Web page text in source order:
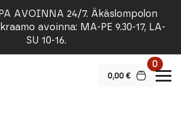
AVOINNA 24/7. Äkäslompolon
avoinna: MA-PE 9.30-17, LA-
SU 10-16.
0,00 €
0